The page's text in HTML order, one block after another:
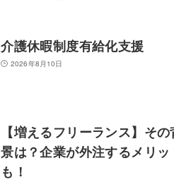
介護休暇制度有給化支援
2026年8月10日
【増えるフリーランス】その
景は？企業が外注するメリッ
も！